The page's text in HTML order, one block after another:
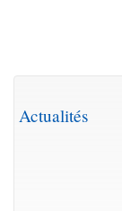
Actualités